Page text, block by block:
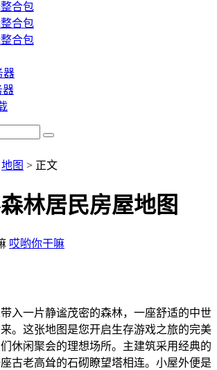
合包
合包
合包
器
器
地图 > 正文
林居民房屋地图
哎哟你干嘛
入一片静谧茂密的森林，一座舒适的中世
。这张地图是您开启生存游戏之旅的完美
休闲聚会的理想场所。主建筑采用经典的
古老高耸的石砌瞭望塔相连。小屋外便是